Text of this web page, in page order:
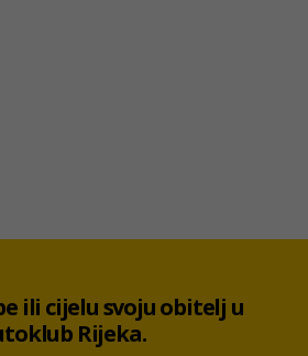
ili cijelu svoju obitelj u
Rijeka.